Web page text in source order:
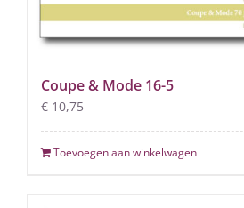
Coupe & Mode 16-5
€ 10,75
Toevoegen aan winkelwagen